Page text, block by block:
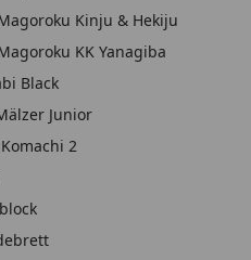
Kinju & Hekiju
KK Yanagiba
Black
Junior
2